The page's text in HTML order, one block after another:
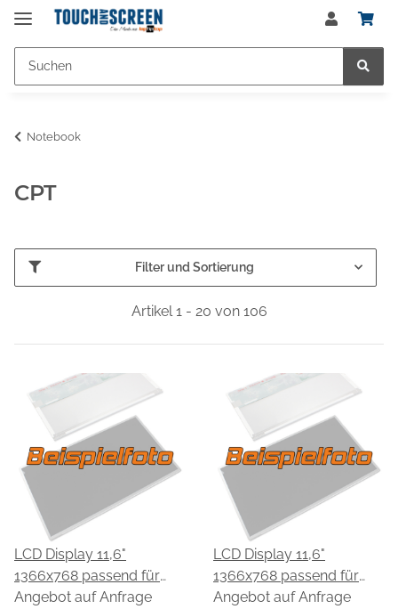
Notebook
CPT
Filter und Sortierung
Artikel 1 - 20 von 106
LCD Display 11,6"
1366x768 passend für
CPT CLAA116WAOC
Angebot auf Anfrage
LCD Display 11,6"
1366x768 passend für
CPT CLAF116WA0BCW
Angebot auf Anfrage